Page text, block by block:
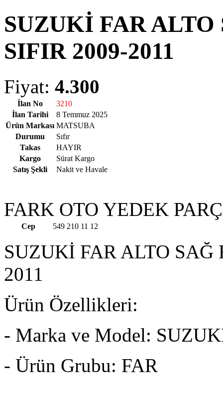
SUZUKİ FAR ALTO
SIFIR 2009-2011
Fiyat: 4.300
İlan No
3210
İlan Tarihi
8 Temmuz 2025
Ürün Markası MATSUBA
Durumu
Sıfır
Takas
HAYIR
Kargo
Sürat Kargo
Satış Şekli
Nakit ve Havale
FARK OTO YEDEK
Cep 549 210 11 12
SUZUKİ FAR ALTO SAĞ
2011
Ürün Özellikleri:
- Marka ve Model:
- Ürün Grubu: FAR